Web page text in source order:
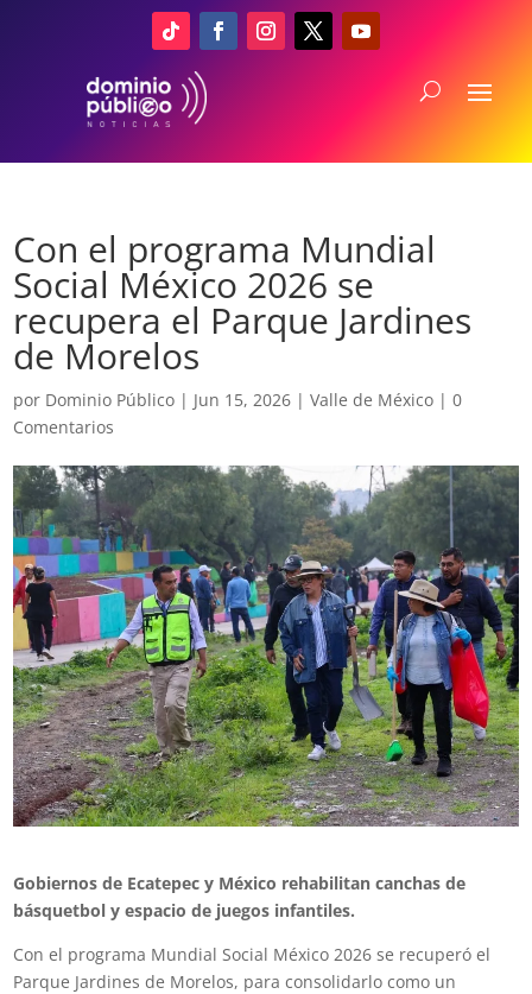
Con el programa Mundial
Social México 2026 se
recupera el Parque Jardines
de Morelos
por Dominio Público | Jun 15, 2026 |Valle de México |0
Comentarios
Gobiernos de Ecatepec y México rehabilitan canchas de
básquetbol y espacio de juegos infantiles.
Con el programa Mundial Social México 2026 se recuperó el
Parque Jardines de Morelos, para consolidarlo como un